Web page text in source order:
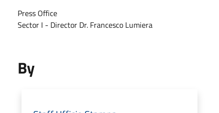
Press Office
Sector I - Director Dr. Francesco Lumiera
By